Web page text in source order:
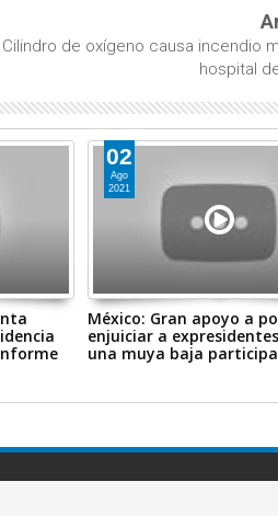
Cilindro de oxígeno causa incendio
hospital
02
Ago
2021
México: Gran apoyo a
enjuiciar a
una muya baja